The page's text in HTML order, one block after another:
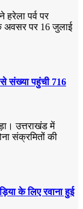
हरेला पर्व पर
अवसर पर 16 जुलाई
संख्या पहुंची 716
उत्तराखंड में
संक्रमितों की
के लिए रवाना हुई